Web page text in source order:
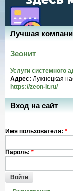
Лучшая
Зеонит
Услуги системного
Адрес: Лужнецкая
https://zeon-it.ru/
Вход на сайт
Имя пользователя: *
Пароль: *
Войти